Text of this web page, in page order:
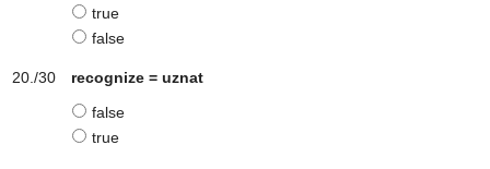
true
false
recognize = uznat
false
true